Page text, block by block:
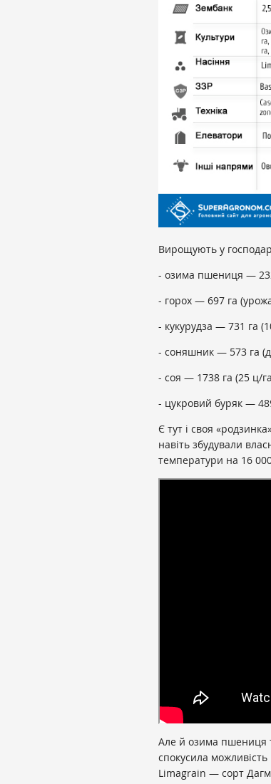
Вирощують у
- озима пшениця —
- горох — 697 га
- кукурудза — 731 га
- соняшник — 573 га
- соя — 1738 га (25 ц/
- цукровий буряк —
Є тут і своя
навіть збудували
температури на 16
Але й озима пшениця
спокусила можливість
Limagrain — сорт